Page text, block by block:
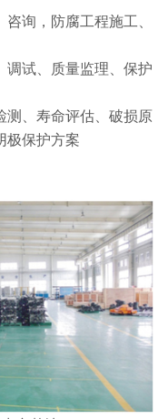
询，防腐工程施工、
试、质量监理、保护
、寿命评估、破损原
极保护方案